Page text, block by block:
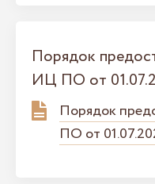
Порядок
ИЦ ПО от
Порядок
ПО от